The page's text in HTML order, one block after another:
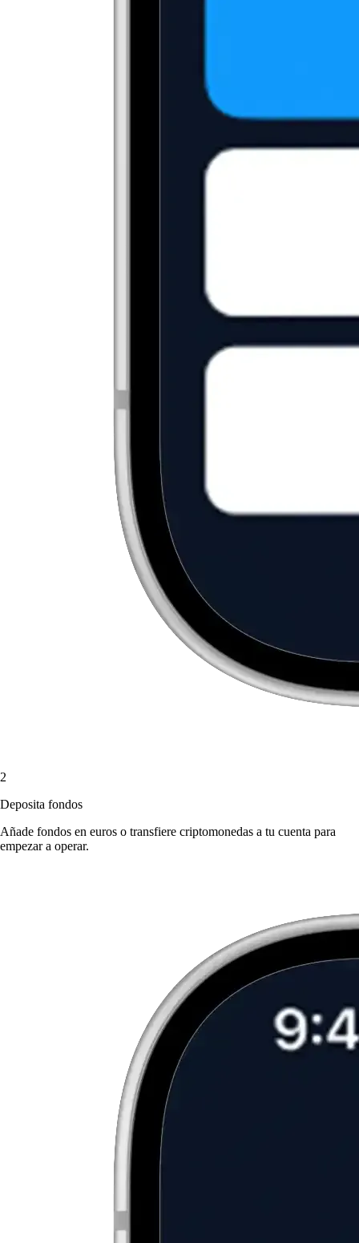
2
Deposita fondos
Añade fondos en euros o transfiere criptomonedas a tu cuenta para
empezar a operar.